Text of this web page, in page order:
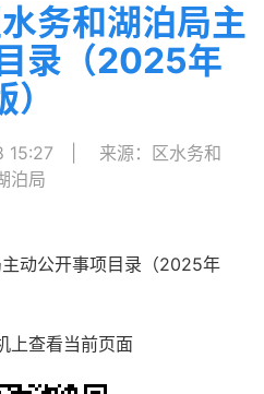
务和湖泊局主
录（2025年
）
15:27
来源：区水务和
泊局
动公开事项目录（2025年
上查看当前页面